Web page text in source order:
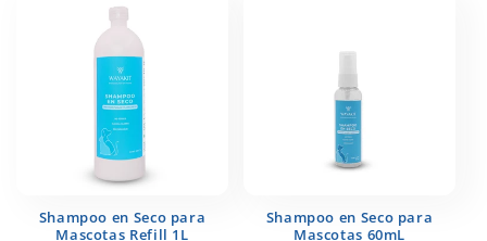
Shampoo en Seco para
Mascotas Refill 1L
Shampoo en Seco para
Mascotas 60mL